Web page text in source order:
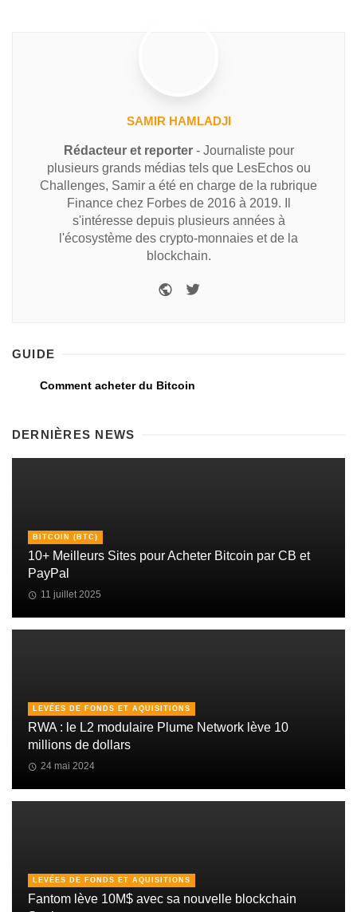
SAMIR HAMLADJI
Rédacteur et reporter- Journaliste pour
plusieurs grands médias tels que LesEchos ou
Challenges, Samir a été en charge de la rubrique
Finance chez Forbes de 2016 à 2019. Il
s'intéresse depuis plusieurs années à
l'écosystème des crypto-monnaies et de la
blockchain.
GUIDE
Comment acheter du Bitcoin
DERNIÈRES NEWS
BITCOIN (BTC)
10+ Meilleurs Sites pour Acheter Bitcoin par CB et
PayPal
11 juillet 2025
LEVÉES DE FONDS ET AQUISITIONS
RWA : le L2 modulaire Plume Network lève 10
millions de dollars
24 mai 2024
LEVÉES DE FONDS ET AQUISITIONS
Fantom lève 10M$ avec sa nouvelle blockchain